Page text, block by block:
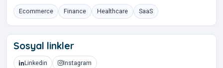
Ecommerce Finance Healthcare SaaS
Sosyal linkler
Linkedin Instagram